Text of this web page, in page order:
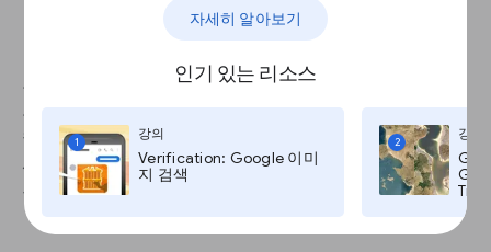
자세히 알아보기
인기 있는 리소스
1
강의
Verification: Google 이미
지 검색
2
강의
또한, 모든 경우에 있어서 그 결과가 개인의 경제적
또는 다른 중요한 삶의 기회에 부정적인 영향을 끼칠
수 있는지 고려하는 것부터 시작해야 합니다. 이것은
사용하는 데이터에 실용적인 개인 정보가 포함된 경
우에 특히 중요합니다.